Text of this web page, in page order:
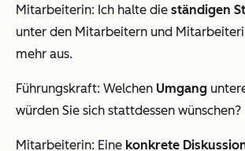
Mitarbeiterin: Ich halte die ständigen
unter den Mitarbeitern und
mehr aus.
Führungskraft: Welchen Umgang
würden Sie sich stattdessen wünschen?
Mitarbeiterin: Eine konkrete